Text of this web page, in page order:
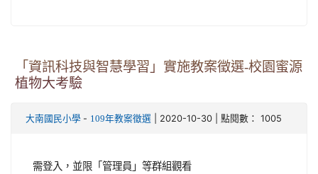
「資訊科技與智慧學習」實施教案徵選-校園蜜源
植物大考驗
大南國民小學 - 109年教案徵選 | 2020-10-30 | 點閱數： 1005
需登入，並限「管理員」等群組觀看